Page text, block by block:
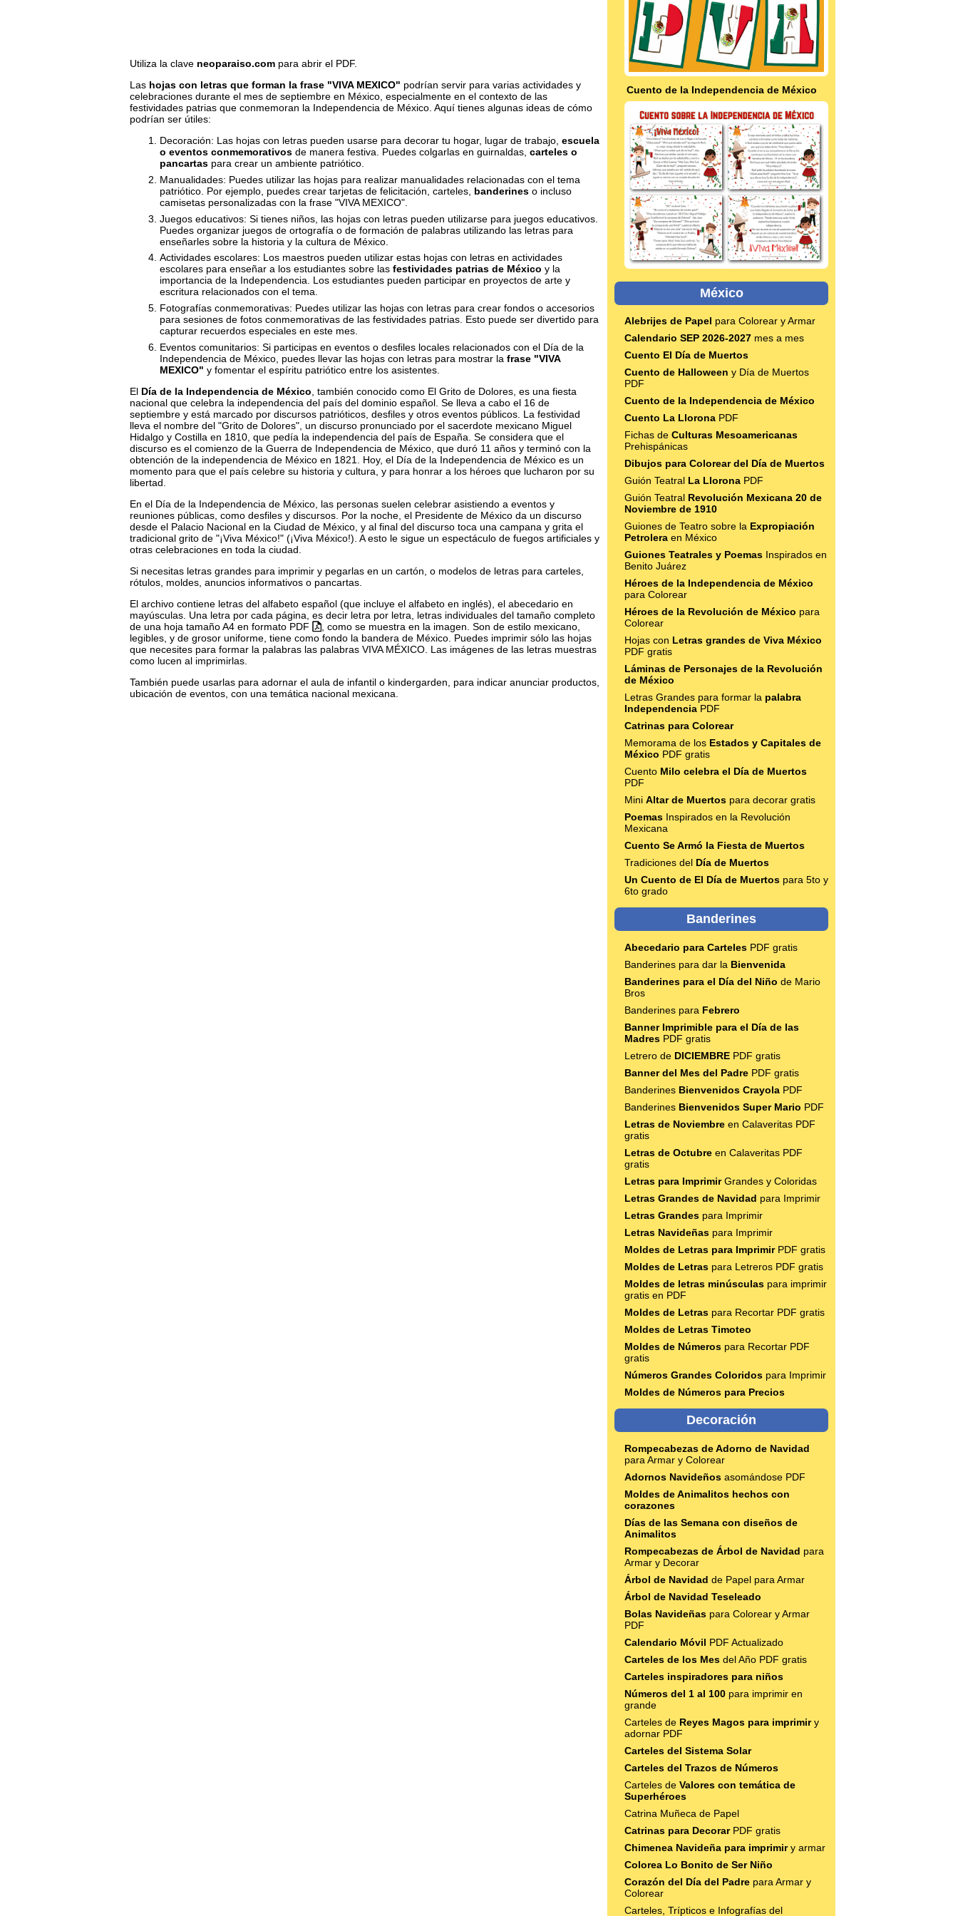
Utiliza la clave neoparaiso.com para abrir el PDF.
Las hojas con letras que forman la frase "VIVA MEXICO" podrían servir para varias actividades y
celebraciones durante el mes de septiembre en México, especialmente en el contexto de las
festividades patrias que conmemoran la Independencia de México. Aquí tienes algunas ideas de cómo
podrían ser útiles:
Decoración: Las hojas con letras pueden usarse para decorar tu hogar, lugar de trabajo, escuela
o eventos conmemorativos de manera festiva. Puedes colgarlas en guirnaldas, carteles o
pancartas para crear un ambiente patriótico.
Manualidades: Puedes utilizar las hojas para realizar manualidades relacionadas con el tema
patriótico. Por ejemplo, puedes crear tarjetas de felicitación, carteles, banderines o incluso
camisetas personalizadas con la frase "VIVA MEXICO".
Juegos educativos: Si tienes niños, las hojas con letras pueden utilizarse para juegos educativos.
Puedes organizar juegos de ortografía o de formación de palabras utilizando las letras para
enseñarles sobre la historia y la cultura de México.
Actividades escolares: Los maestros pueden utilizar estas hojas con letras en actividades
escolares para enseñar a los estudiantes sobre las festividades patrias de México y la
importancia de la Independencia. Los estudiantes pueden participar en proyectos de arte y
escritura relacionados con el tema.
Fotografías conmemorativas: Puedes utilizar las hojas con letras para crear fondos o accesorios
para sesiones de fotos conmemorativas de las festividades patrias. Esto puede ser divertido para
capturar recuerdos especiales en este mes.
Eventos comunitarios: Si participas en eventos o desfiles locales relacionados con el Día de la
Independencia de México, puedes llevar las hojas con letras para mostrar la frase "VIVA
MEXICO" y fomentar el espíritu patriótico entre los asistentes.
El Día de la Independencia de México , también conocido como El Grito de Dolores, es una fiesta
nacional que celebra la independencia del país del dominio español. Se lleva a cabo el 16 de
septiembre y está marcado por discursos patrióticos, desfiles y otros eventos públicos. La festividad
lleva el nombre del "Grito de Dolores", un discurso pronunciado por el sacerdote mexicano Miguel
Hidalgo y Costilla en 1810, que pedía la independencia del país de España. Se considera que el
discurso es el comienzo de la Guerra de Independencia de México, que duró 11 años y terminó con la
obtención de la independencia de México en 1821. Hoy, el Día de la Independencia de México es un
momento para que el país celebre su historia y cultura, y para honrar a los héroes que lucharon por su
libertad.
En el Día de la Independencia de México, las personas suelen celebrar asistiendo a eventos y
reuniones públicas, como desfiles y discursos. Por la noche, el Presidente de México da un discurso
desde el Palacio Nacional en la Ciudad de México, y al final del discurso toca una campana y grita el
tradicional grito de "¡Viva México!" (¡Viva México!). A esto le sigue un espectáculo de fuegos artificiales y
otras celebraciones en toda la ciudad.
Si necesitas letras grandes para imprimir y pegarlas en un cartón, o modelos de letras para carteles,
rótulos, moldes, anuncios informativos o pancartas.
El archivo contiene letras del alfabeto español (que incluye el alfabeto en inglés), el abecedario en
mayúsculas. Una letra por cada página, es decir letra por letra, letras individuales del tamaño completo
de una hoja tamaño A4 en formato PDF
, como se muestra en la imagen. Son de estilo mexicano,
legibles, y de grosor uniforme, tiene como fondo la bandera de México. Puedes imprimir sólo las hojas
que necesites para formar la palabras las palabras VIVA MÉXICO. Las imágenes de las letras muestras
como lucen al imprimirlas.
También puede usarlas para adornar el aula de infantil o kindergarden, para indicar anunciar productos,
ubicación de eventos, con una temática nacional mexicana.
Cuento de la Independencia de México
México
Alebrijes de Papel para Colorear y Armar
Calendario SEP 2026-2027 mes a mes
Cuento El Día de Muertos
Cuento de Halloween y Día de Muertos
PDF
Cuento de la Independencia de México
Cuento La Llorona PDF
Fichas de Culturas Mesoamericanas
Prehispánicas
Dibujos para Colorear del Día de Muertos
Guión Teatral La Llorona PDF
Guión Teatral Revolución Mexicana 20 de
Noviembre de 1910
Guiones de Teatro sobre la Expropiación
Petrolera en México
Guiones Teatrales y Poemas Inspirados en
Benito Juárez
Héroes de la Independencia de México
para Colorear
Héroes de la Revolución de México para
Colorear
Hojas con Letras grandes de Viva México
PDF gratis
Láminas de Personajes de la Revolución
de México
Letras Grandes para formar la palabra
Independencia PDF
Catrinas para Colorear
Memorama de los Estados y Capitales de
México PDF gratis
Cuento Milo celebra el Día de Muertos
PDF
Mini Altar de Muertos para decorar gratis
Poemas Inspirados en la Revolución
Mexicana
Cuento Se Armó la Fiesta de Muertos
Tradiciones del Día de Muertos
Un Cuento de El Día de Muertos para 5to y
6to grado
Banderines
Abecedario para Carteles PDF gratis
Banderines para dar la Bienvenida
Banderines para el Día del Niño de Mario
Bros
Banderines para Febrero
Banner Imprimible para el Día de las
Madres PDF gratis
Letrero de DICIEMBRE PDF gratis
Banner del Mes del Padre PDF gratis
Banderines Bienvenidos Crayola PDF
Banderines Bienvenidos Super Mario PDF
Letras de Noviembre en Calaveritas PDF
gratis
Letras de Octubre en Calaveritas PDF
gratis
Letras para ImprimirGrandes y Coloridas
Letras Grandes de Navidad para Imprimir
Letras Grandes para Imprimir
Letras Navideñas para Imprimir
Moldes de Letras para ImprimirPDF gratis
Moldes de Letras para Letreros PDF gratis
Moldes de letras minúsculas para imprimir
gratis en PDF
Moldes de Letras para Recortar PDF gratis
Moldes de Letras Timoteo
Moldes de Números para Recortar PDF
gratis
Números Grandes Coloridos para Imprimir
Moldes de Números para Precios
Decoración
Rompecabezas de Adorno de Navidad
para Armar y Colorear
Adornos Navideños asomándose PDF
Moldes de Animalitos hechos con
corazones
Días de las Semana con diseños de
Animalitos
Rompecabezas de Árbol de Navidad para
Armar y Decorar
Árbol de Navidad de Papel para Armar
Árbol de Navidad Teseleado
Bolas Navideñas para Colorear y Armar
PDF
Calendario Móvil PDF Actualizado
Carteles de los Mes del Año PDF gratis
Carteles inspiradores para niños
Números del 1 al 100 para imprimir en
grande
Carteles de Reyes Magos para imprimiry
adornar PDF
Carteles del Sistema Solar
Carteles del Trazos de Números
Carteles de Valores con temática de
Superhéroes
Catrina Muñeca de Papel
Catrinas para DecorarPDF gratis
Chimenea Navideña para imprimiry armar
Colorea Lo Bonito de Ser Niño
Corazón del Día del Padre para Armar y
Colorear
Carteles, Trípticos e Infografías del